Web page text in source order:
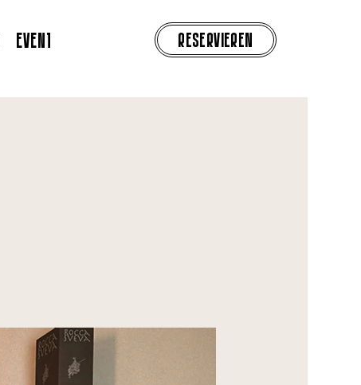
EVENTS RESERVIEREN